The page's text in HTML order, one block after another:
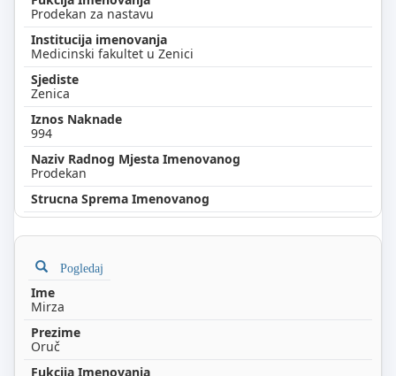
Prodekan za nastavu
Medicinski fakultet u Zenici
Zenica
994
Prodekan
Pogledaj
Mirza
Oruč